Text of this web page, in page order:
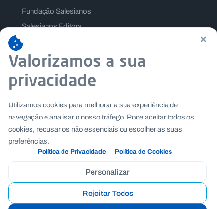
Fundação Salesianos
Salesianos Editora
Família Salesiana
Missão Dom Bosco
Jogos Nacionais Salesianos
Copyright © Fundação Salesianos
×
Valorizamos a sua
privacidade
Utilizamos cookies para melhorar a sua experiência de
navegação e analisar o nosso tráfego. Pode aceitar todos os
cookies, recusar os não essenciais ou escolher as suas
preferências.
Política de Privacidade Política de Cookies
Personalizar
Rejeitar Todos